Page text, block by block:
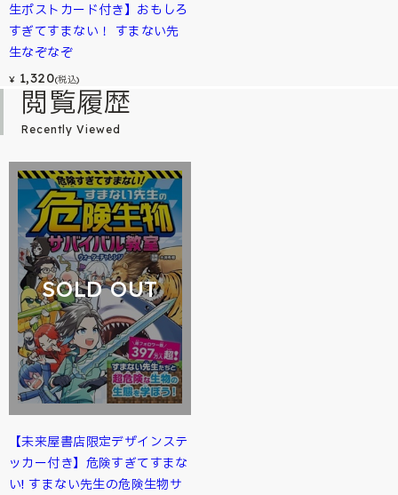
生ポストカード付き】おもしろ
すぎてすまない！ すまない先
生なぞなぞ
¥ 1,320(税込)
閲覧履歴
Recently Viewed
SOLD OUT
【未来屋書店限定デザインステ
ッカー付き】危険すぎてすまな
い! すまない先生の危険生物サ